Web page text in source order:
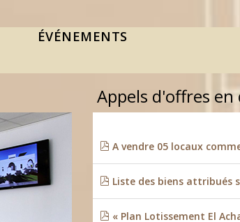
ÉVÉNEMENTS
Appels d'offres en
A vendre 05 locaux
Liste des biens attribués
« Plan Lotissement El